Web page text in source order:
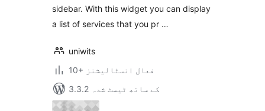
sidebar. With this widget you can display
a list of services that you pr …
uniwits
10+ فعال انسٹالیشنز
3.3.2 کے ساتھ ٹیسٹ شدہ